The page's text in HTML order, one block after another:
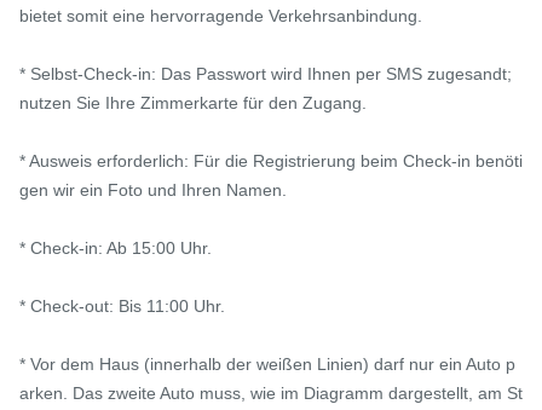
bietet somit eine hervorragende Verkehrsanbindung.
* Selbst-Check-in: Das Passwort wird Ihnen per SMS zugesandt;
nutzen Sie Ihre Zimmerkarte für den Zugang.
* Ausweis erforderlich: Für die Registrierung beim Check-in benöti
gen wir ein Foto und Ihren Namen.
* Check-in: Ab 15:00 Uhr.
* Check-out: Bis 11:00 Uhr.
* Vor dem Haus (innerhalb der weißen Linien) darf nur ein Auto p
arken. Das zweite Auto muss, wie im Diagramm dargestellt, am St